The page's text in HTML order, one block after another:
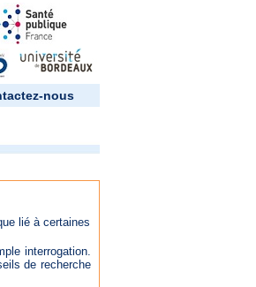
nous
lié à certaines
interrogation.
de recherche